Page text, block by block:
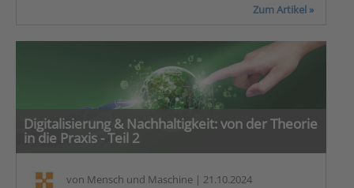
Zum Artikel »
Digitalisierung & Nachhaltigkeit: von der Theorie
in die Praxis - Teil 2
von Mensch und Maschine | 21.10.2024